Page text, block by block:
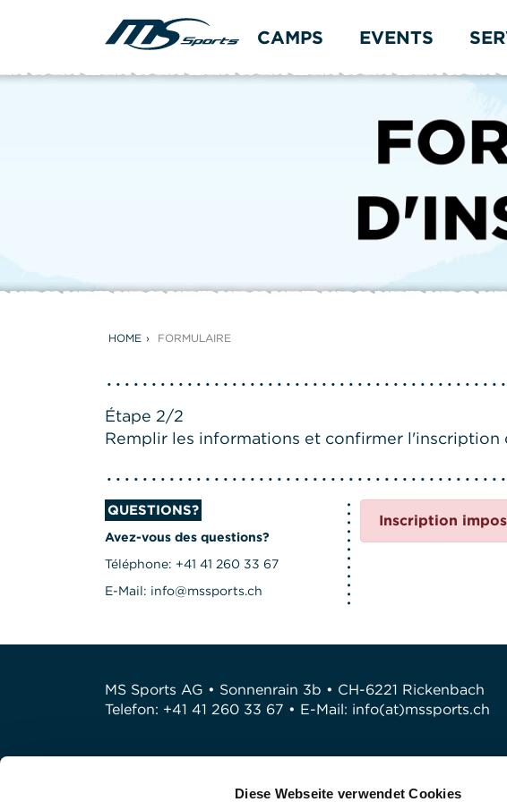
Diese Webseite verwendet Cookies
CAMPS EVENTS
HOME FORMULAIRE
Étape 2/2
Remplir les informations et confirmer
Inscription
QUESTIONS?
Avez-vous des questions?
Téléphone: +41 41 260 33 67
E-Mail: info@mssports.ch
MS Sports AG • Sonnenrain 3b • CH-6221 Rickenbach
Telefon: +41 41 260 33 67 • E-Mail: info(at)mssports.ch